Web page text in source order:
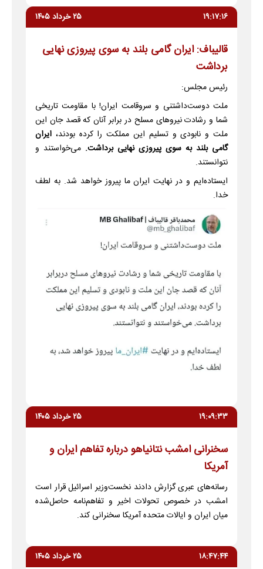
۱۹:۱۷:۱۶ ۲۵ خرداد ۱۴۰۵
قالیباف: ایران گامی بلند به سوی پیروزی نهایی
برداشت
رئیس مجلس:
ملت دوست‌داشتنی و سروقامت ایران! با مقاومت تاریخی
شما و رشادت نیروهای مسلح در برابر آنان که قصد جان این
ملت و نابودی و تسلیم این مملکت را کرده بودند، ایران
گامی بلند به سوی پیروزی نهایی برداشت. می‌خواستند و
نتوانستند.
ایستاده‌ایم و در نهایت ایران ما پیروز خواهد شد. به لطف
خدا.
۱۹:۰۹:۳۳ ۲۵ خرداد ۱۴۰۵
سخنرانی امشب نتانیاهو درباره تفاهم ایران و
آمریکا
رسانه‌های عبری گزارش دادند نخست‌وزیر اسرائیل قرار است
امشب در خصوص تحولات اخیر و تفاهم‌نامه حاصل‌شده
میان ایران و ایالات متحده آمریکا سخنرانی کند.
۱۸:۴۷:۴۴ ۲۵ خرداد ۱۴۰۵